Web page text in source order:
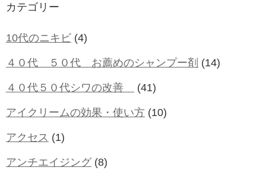
カテゴリー
10代のニキビ (4)
４０代 ５０代 お薦めのシャンプー剤 (14)
４０代５０代シワの改善 (41)
アイクリームの効果・使い方 (10)
アクセス (1)
アンチエイジング (8)